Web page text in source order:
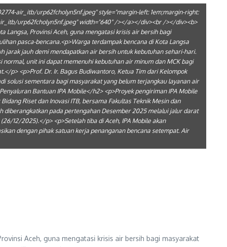
air_itb/urp62fcholyn5nf.jpeg" style="margin-left: 1em;margin-right:
urp62fcholyn5nf.jpeg" width="640" /></a></div><br /></div><b>
Langsa, Provinsi Aceh, guna mengatasi krisis air bersih bagi
pasca-bencana.<p>Warga terdampak bencana di Kota Langsa
jarak jauh demi mendapatkan air bersih untuk kebutuhan sehari-hari.
unit ini dapat memenuhi kebutuhan air minum dan MCK bagi
p> <p>Prof. Dr. Ir. Bagus Budiwantoro, Ketua Tim dari Kelompok
solusi sementara bagi masyarakat yang belum terjangkau layanan air
Bantuan IPA Mobile</h2> <p>Proyek pengiriman IPA Mobile
Riset dan Inovasi ITB, bersama Fakultas Teknik Mesin dan
diberangkatkan pada pertengahan Desember 2025 melalui jalur darat
12/2025).</p> <p>Setelah tiba di Aceh, IPA Mobile akan
dengan pihak satuan kerja penanganan bencana setempat. Air
Aceh, guna mengatasi krisis air bersih bagi masyarakat